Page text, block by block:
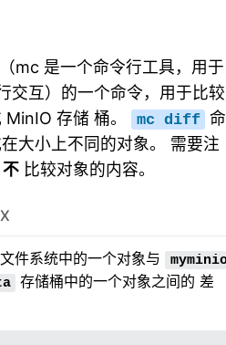
mc 是一个命令行工具，用于
交互）的一个命令，用于比较
存储 桶。
mc diff 命
大小上不同的对象。 需要注
不 比较对象的内容。
件系统中的一个对象与
存储桶中的一个对象之间的 差